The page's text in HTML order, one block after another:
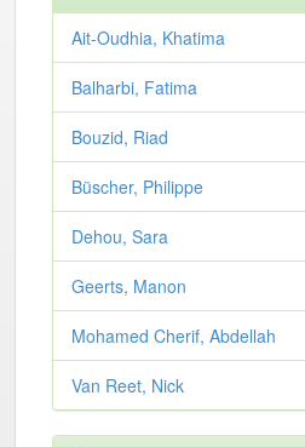
Ait-Oudhia, Khatima
Balharbi, Fatima
Bouzid, Riad
Büscher, Philippe
Dehou, Sara
Geerts, Manon
Mohamed Cherif, Abdellah
Van Reet, Nick